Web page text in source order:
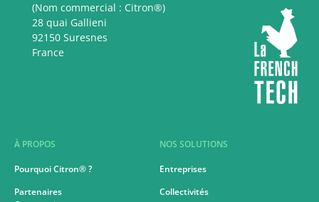
(Nom commercial : Citron®)
28 quai Gallieni
92150 Suresnes
France
À PROPOS
Pourquoi Citron® ?
Partenaires
NOS SOLUTIONS
Entreprises
Collectivités